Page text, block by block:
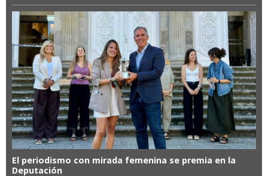
El periodismo con mirada femenina se premia en la
Deputación